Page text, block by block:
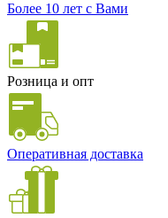
Более 10 лет с Вами
Розница и опт
Оперативная доставка